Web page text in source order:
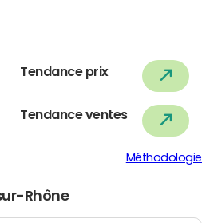
Tendance prix
Tendance ventes
Méthodologie
Rhône